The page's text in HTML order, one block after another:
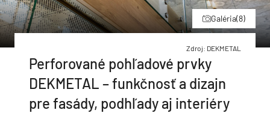
Galéria(8)
Zdroj: DEKMETAL
Perforované pohľadové prvky
DEKMETAL – funkčnosť a dizajn
pre fasády, podhľady aj interiéry